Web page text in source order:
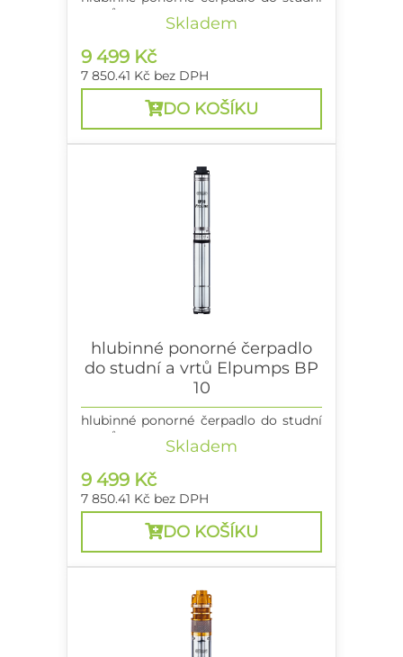
a vrtů
Skladem
9 499 Kč
7 850.41 Kč bez DPH
DO KOŠÍKU
hlubinné ponorné čerpadlo
do studní a vrtů Elpumps BP
10
hlubinné ponorné čerpadlo do studní
a vrtů
Skladem
9 499 Kč
7 850.41 Kč bez DPH
DO KOŠÍKU